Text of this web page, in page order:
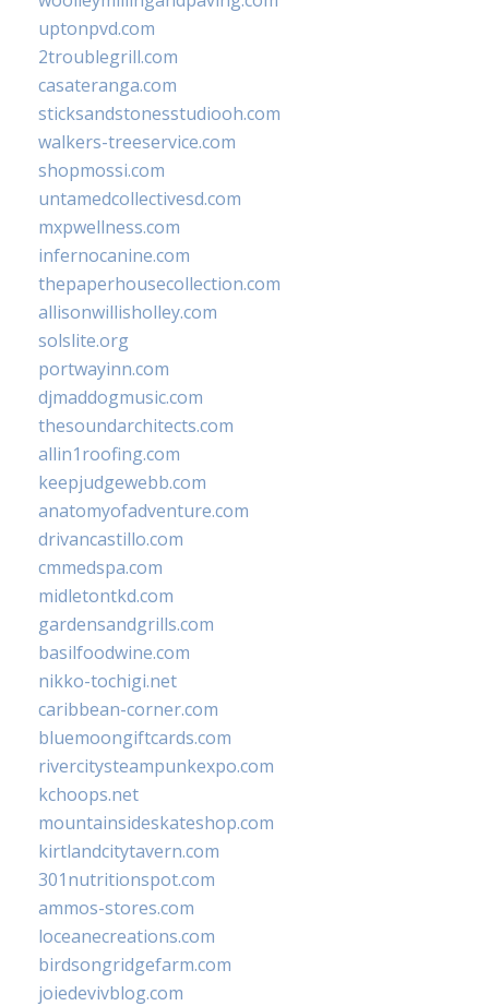
uptonpvd.com
2troublegrill.com
casateranga.com
sticksandstonesstudiooh.com
walkers-treeservice.com
shopmossi.com
untamedcollectivesd.com
mxpwellness.com
infernocanine.com
thepaperhousecollection.com
allisonwillisholley.com
solslite.org
portwayinn.com
djmaddogmusic.com
thesoundarchitects.com
allin1roofing.com
keepjudgewebb.com
anatomyofadventure.com
drivancastillo.com
cmmedspa.com
midletontkd.com
gardensandgrills.com
basilfoodwine.com
nikko-tochigi.net
caribbean-corner.com
bluemoongiftcards.com
rivercitysteampunkexpo.com
kchoops.net
mountainsideskateshop.com
kirtlandcitytavern.com
301nutritionspot.com
ammos-stores.com
loceanecreations.com
birdsongridgefarm.com
joiedevivblog.com